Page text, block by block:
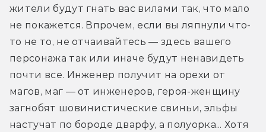
жители будут гнать вас вилами так, что мало
не покажется. Впрочем, если вы ляпнули что-
то не то, не отчаивайтесь — здесь вашего
персонажа так или иначе будут ненавидеть
почти все. Инженер получит на орехи от
магов, маг — от инженеров, героя-женщину
загнобят шовинистические свиньи, эльфы
настучат по бороде дварфу, а полуорка... Хотя